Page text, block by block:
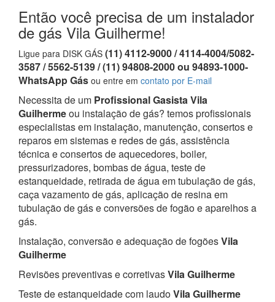
Então você precisa de um instalador
de gás Vila Guilherme!
Ligue para DISK GÁS (11) 4112-9000 / 4114-4004/5082-
3587 / 5562-5139 / (11) 94808-2000 ou 94893-1000-
WhatsApp Gás ou entre em contato por E-mail
Necessita de um Profissional Gasista Vila
Guilhermeou instalação de gás? temos profissionais
especialistas em instalação, manutenção, consertos e
reparos em sistemas e redes de gás, assistência
técnica e consertos de aquecedores, boiler,
pressurizadores, bombas de água, teste de
estanqueidade, retirada de água em tubulação de gás,
caça vazamento de gás, aplicação de resina em
tubulação de gás e conversões de fogão e aparelhos a
gás.
Instalação, conversão e adequação de fogõesVila
Guilherme
Revisões preventivas e corretivasVila Guilherme
Teste de estanqueidade com laudoVila Guilherme